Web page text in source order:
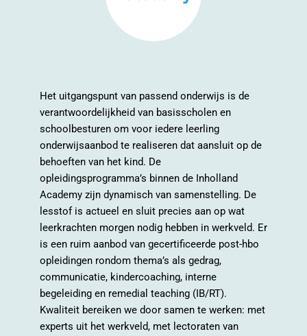
Het uitgangspunt van passend onderwijs is de
verantwoordelijkheid van basisscholen en
schoolbesturen om voor iedere leerling
onderwijsaanbod te realiseren dat aansluit op de
behoeften van het kind. De
opleidingsprogramma’s binnen de Inholland
Academy zijn dynamisch van samenstelling. De
lesstof is actueel en sluit precies aan op wat
leerkrachten morgen nodig hebben in werkveld. Er
is een ruim aanbod van gecertificeerde post-hbo
opleidingen rondom thema’s als gedrag,
communicatie, kindercoaching, interne
begeleiding en remedial teaching (IB/RT).
Kwaliteit bereiken we door samen te werken: met
experts uit het werkveld, met lectoraten van